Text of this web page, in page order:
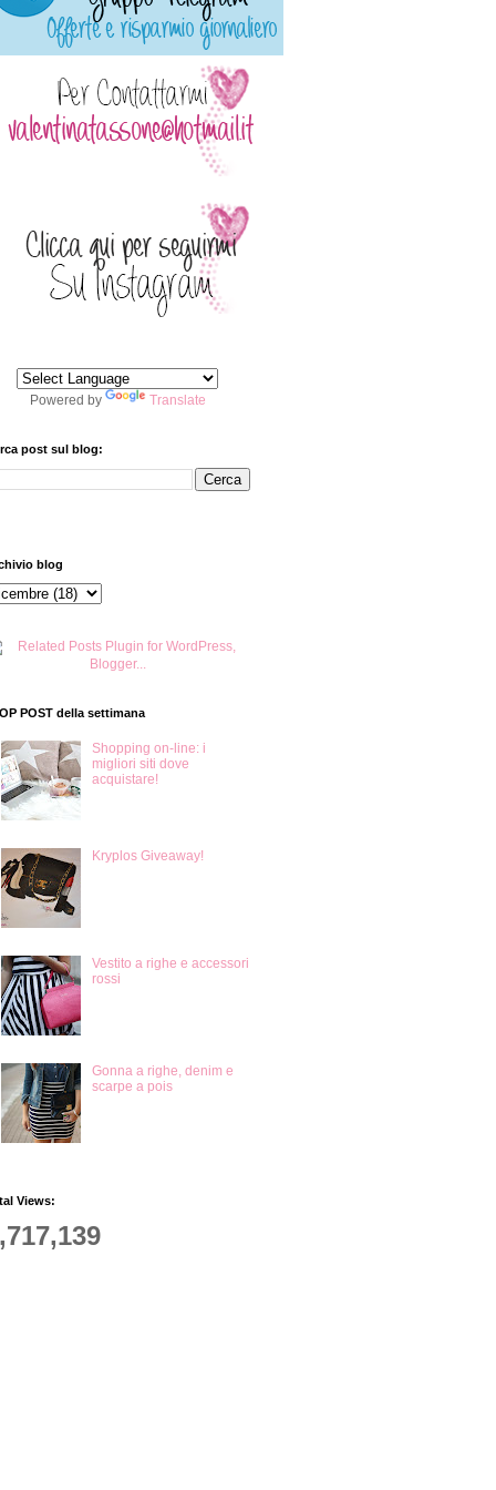
Powered by Translate
post sul blog:
blog
POST della settimana
Shopping on-line: i
migliori siti dove
acquistare!
Kryplos Giveaway!
Vestito a righe e accessori
rossi
Gonna a righe, denim e
scarpe a pois
Views: